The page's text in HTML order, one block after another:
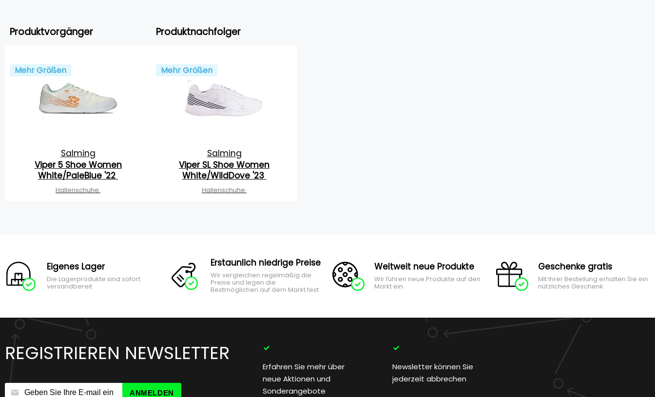
Produktvorgänger
Mehr Größen
Salming
Viper 5 Shoe Women
White/PaleBlue '22
Hallenschuhe
Produktnachfolger
Mehr Größen
Salming
Viper SL Shoe Women
White/WildDove '23
Hallenschuhe
Eigenes Lager
Die Lagerprodukte sind sofort
versandbereit
Erstaunlich niedrige Preise
Wir vergleichen regelmäßig die
Preise und legen die
Bestmöglichen auf dem Markt fest
Weltweit neue Produkte
Wir führen neue Produkte auf den
Markt ein.
Geschenke gratis
Mit Ihrer Bestellung erhalten Sie ein
nützliches Geschenk
REGISTRIEREN NEWSLETTER
ANMELDEN
Erfahren Sie mehr über
neue Aktionen und
Sonderangebote
Newsletter können Sie
jederzeit abbrechen